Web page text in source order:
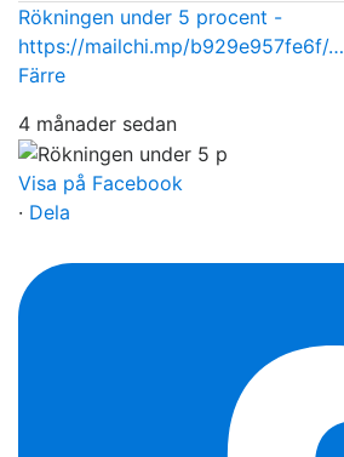
Rökningen under 5 procent -
https://mailchi.mp/b929e957fe6f/…
Färre
4 månader sedan
Visa på Facebook
· Dela